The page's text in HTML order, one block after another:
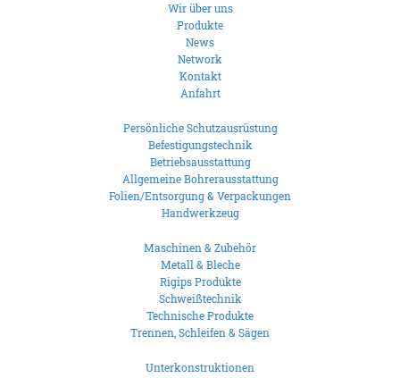
Wir über uns
Produkte
News
Network
Kontakt
Anfahrt
Persönliche Schutzausrüstung
Befestigungstechnik
Betriebsausstattung
Allgemeine Bohrerausstattung
Folien/Entsorgung & Verpackungen
Handwerkzeug
Maschinen & Zubehör
Metall & Bleche
Rigips Produkte
Schweißtechnik
Technische Produkte
Trennen, Schleifen & Sägen
Unterkonstruktionen